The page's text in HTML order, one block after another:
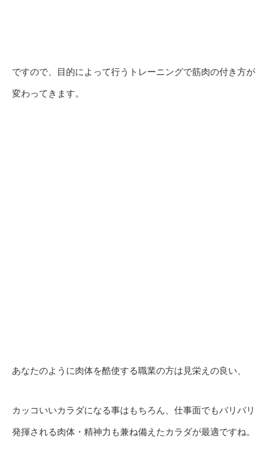
ですので、目的によって行うトレーニングで筋肉の付き方が
変わってきます。
あなたのように肉体を酷使する職業の方は見栄えの良い、
カッコいいカラダになる事はもちろん、仕事面でもバリバリ
発揮される肉体・精神力も兼ね備えたカラダが最適ですね。